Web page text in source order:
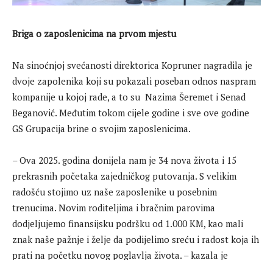
Briga o zaposlenicima na prvom mjestu
Na sinoćnjoj svećanosti direktorica Kopruner nagradila je
dvoje zapolenika koji su pokazali poseban odnos naspram
kompanije u kojoj rade, a to su Nazima Šeremet i Senad
Beganović. Međutim tokom cijele godine i sve ove godine
GS Grupacija brine o svojim zaposlenicima.
– Ova 2025. godina donijela nam je 34 nova života i 15
prekrasnih početaka zajedničkog putovanja. S velikim
radošću stojimo uz naše zaposlenike u posebnim
trenucima. Novim roditeljima i bračnim parovima
dodjeljujemo finansijsku podršku od 1.000 KM, kao mali
znak naše pažnje i želje da podijelimo sreću i radost koja ih
prati na početku novog poglavlja života. – kazala je